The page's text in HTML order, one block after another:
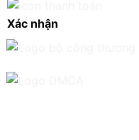
Xác nhận